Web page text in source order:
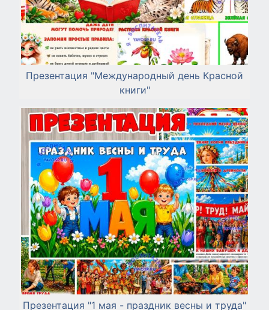
Презентация "Международный день Красной
книги"
Презентация "1 мая - праздник весны и труда"